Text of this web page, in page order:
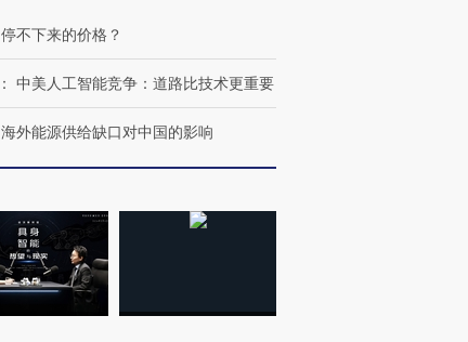
停不下来的价格？
： 中美人工智能竞争：道路比技术更重要
海外能源供给缺口对中国的影响